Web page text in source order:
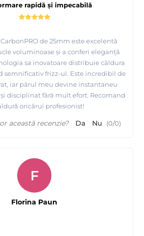
rapidă și impecabilă
de 25mm este excelentă
voluminoase și a conferi eleganță
sa inovatoare distribuie căldura
semnificativ frizz-ul. Este incredibil de
iar părul meu devine instantaneu
disciplinat fără mult efort. Recomand
oricărui profesionist!
această recenzie? Da Nu (0/0)
F
Florina Paun